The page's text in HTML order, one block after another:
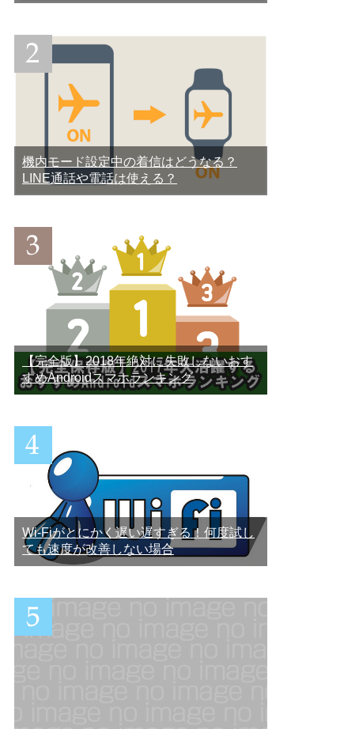
機内モード設定中の着信はどうなる？
LINE通話や電話は使える？
【完全版】2018年絶対に失敗しないおす
すめAndroidスマホランキング
Wi-Fiがとにかく遅い遅すぎる！何度試し
ても速度が改善しない場合